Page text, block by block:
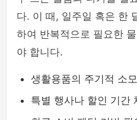
다. 이 때, 일주일 혹은 한
하여 반복적으로 필요한
야 합니다.
생활용품의 주기적 소
특별 행사나 할인 기간